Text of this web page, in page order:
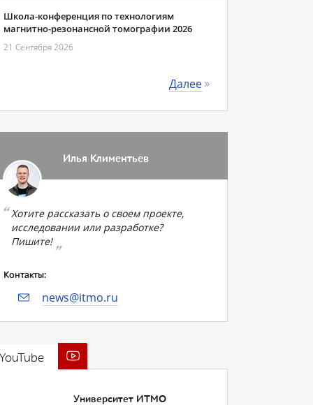
Школа-конференция по технологиям
магнитно-резонансной томографии 2026
21 Сентября 2026
Далее
Илья Климентьев
Хотите рассказать о своем проекте,
исследовании или разработке?
Пишите!
Контакты:
news@itmo.ru
Университет ИТМО